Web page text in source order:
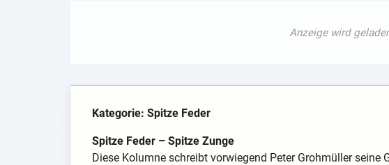
Kategorie: Spitze Feder
Spitze Feder – Spitze Zunge
Diese Kolumne schreibt vorwiegend Peter Grohmüller seine